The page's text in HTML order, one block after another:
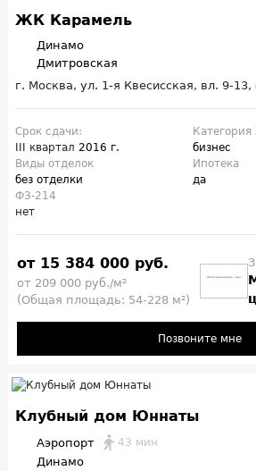
ЖК Карамель
Динамо
Дмитровская
г. Москва, ул. 1-я Квесисская, вл. 9-13,
Срок сдачи:
III квартал 2016 г.
бизнес
Виды отделок
без отделки
Ипотека
да
ФЗ-214
нет
от 15 384 000 руб.
от 209 000 руб./м²
(Общая площадь: 54-228 м²)
Позвоните мне
Клубный дом Юннаты
Аэропорт 43 мин
Динамо